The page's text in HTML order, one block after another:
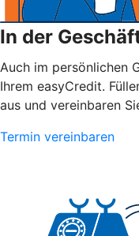
In der
Auch im persönlichen
Ihrem easyCredit.
aus und vereinbaren
Termin vereinbaren